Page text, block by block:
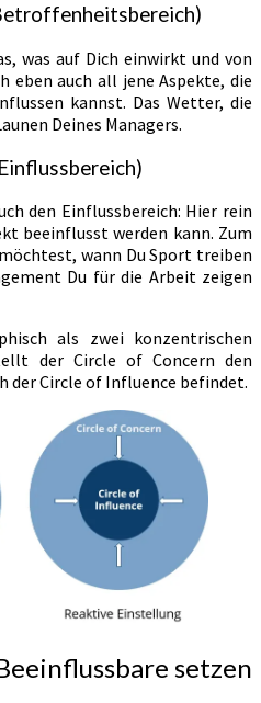
was auf Dich einwirkt und von
eben auch all jene Aspekte, die
kannst. Das Wetter, die
Deines Managers.
den Einflussbereich: Hier rein
beeinflusst werden kann. Zum
wann Du Sport treiben
Du für die Arbeit zeigen
als zwei konzentrischen
der Circle of Concern den
der Circle of Influence befindet.
setzen